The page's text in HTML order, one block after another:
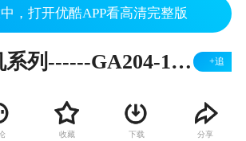
，打开优酷APP看高清完整版
制鞋缝纫机系列------GA204-102 双针摩卡车 +追
收藏 下载 分享